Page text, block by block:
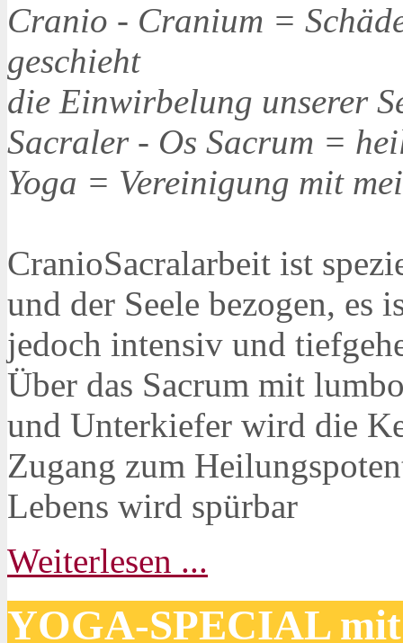
Cranio - Cranium =
geschieht
die Einwirbelung unserer
Sacraler - Os Sacrum =
Yoga = Vereinigung mit
CranioSacralarbeit ist
und der Seele bezogen, es
jedoch intensiv und
Über das Sacrum mit
und Unterkiefer wird die
Zugang zum
Lebens wird spürbar
Weiterlesen ...
YOGA-SPECIAL